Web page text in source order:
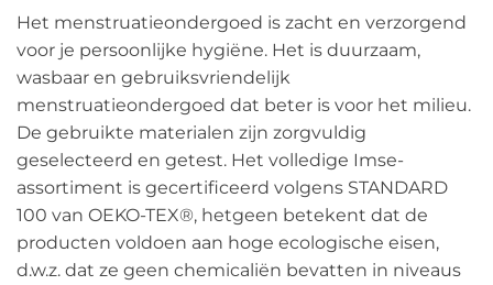
Het menstruatieondergoed is zacht en verzorgend
voor je persoonlijke hygiëne. Het is duurzaam,
wasbaar en gebruiksvriendelijk
menstruatieondergoed dat beter is voor het milieu.
De gebruikte materialen zijn zorgvuldig
geselecteerd en getest. Het volledige Imse-
assortiment is gecertificeerd volgens STANDARD
100 van OEKO-TEX®, hetgeen betekent dat de
producten voldoen aan hoge ecologische eisen,
d.w.z. dat ze geen chemicaliën bevatten in niveaus